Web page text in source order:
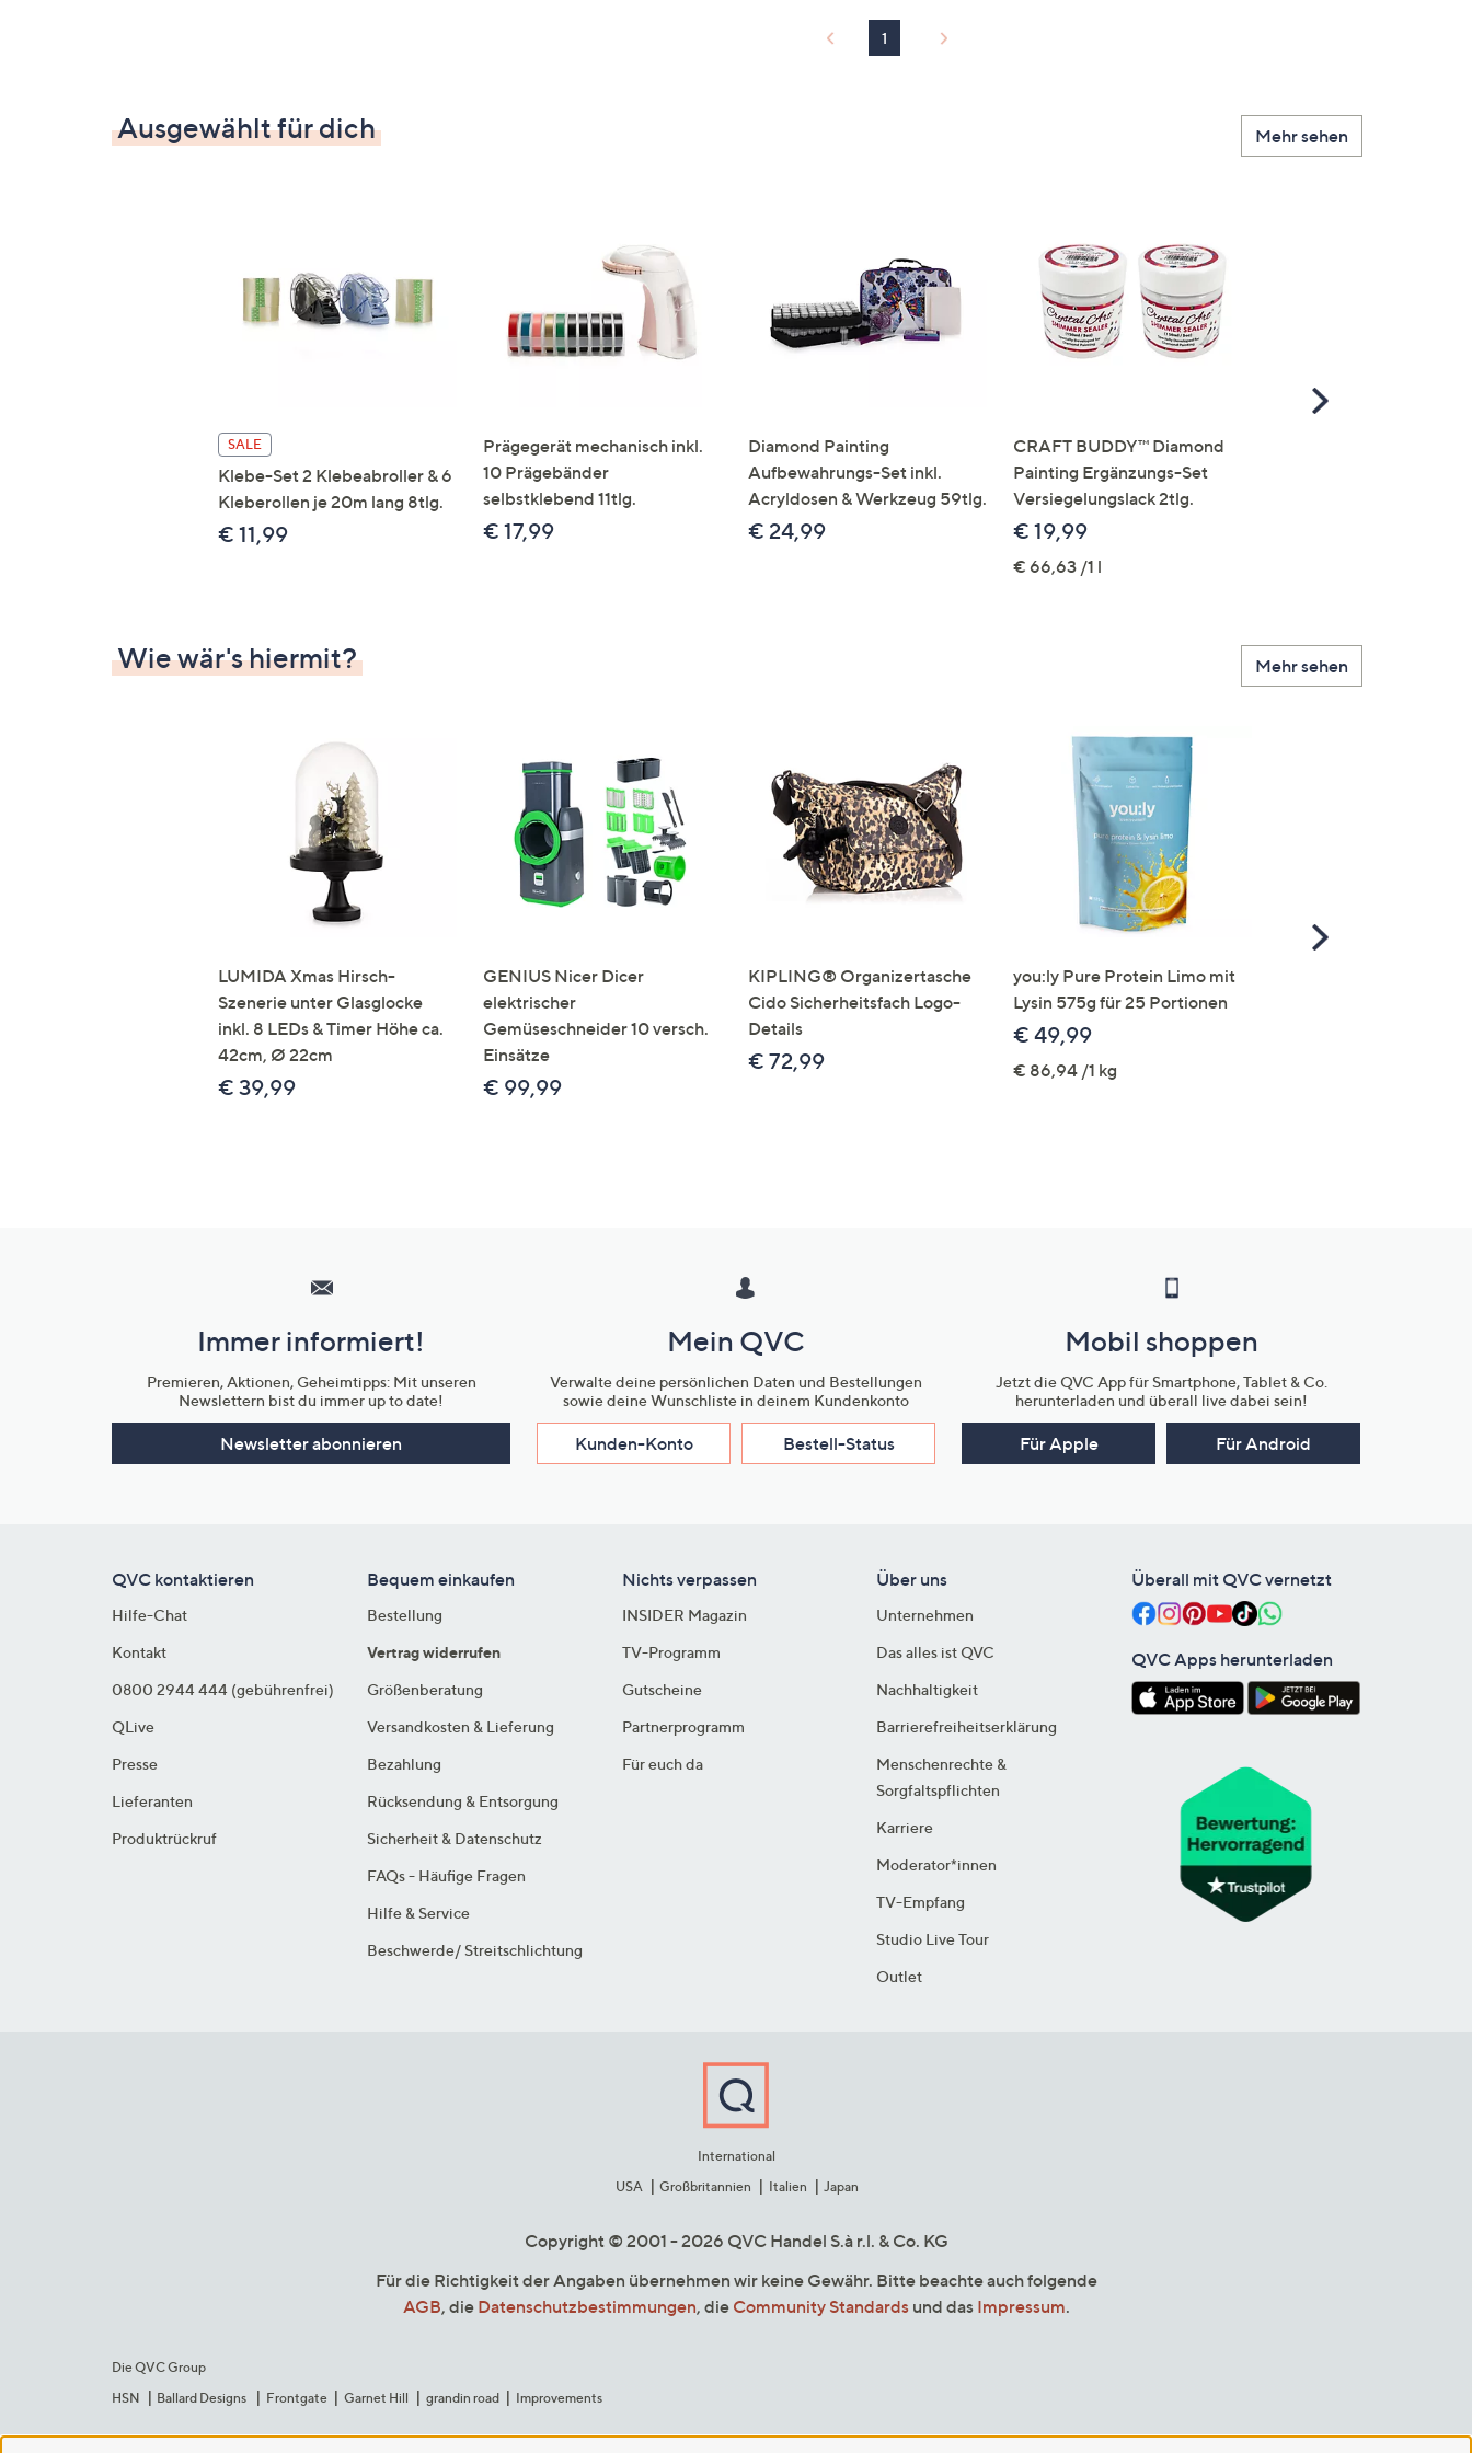
1
Ausgewählt für dich Mehr sehen
SALE
Klebe-Set 2 Klebeabroller & 6
Kleberollen je 20m lang 8tlg.
€ 11,99
Prägegerät mechanisch inkl.
10 Prägebänder
selbstklebend 11tlg.
€ 17,99
Diamond Painting
Aufbewahrungs-Set inkl.
Acryldosen & Werkzeug 59tlg.
€ 24,99
CRAFT BUDDY™ Diamond
Painting Ergänzungs-Set
Versiegelungslack 2tlg.
€ 19,99
€ 66,63 /1 l
Scroll
Wie wär's hiermit? Mehr sehen
LUMIDA Xmas Hirsch-
Szenerie unter Glasglocke
inkl. 8 LEDs & Timer Höhe ca.
42cm, Ø 22cm
€ 39,99
GENIUS Nicer Dicer
elektrischer
Gemüseschneider 10 versch.
Einsätze
€ 99,99
KIPLING® Organizertasche
Cido Sicherheitsfach Logo-
Details
€ 72,99
you:ly Pure Protein Limo mit
Lysin 575g für 25 Portionen
€ 49,99
€ 86,94 /1 kg
Scroll
Unternehmensinformationen
Immer informiert!
Premieren, Aktionen, Geheimtipps: Mit unseren
Newslettern bist du immer up to date!
Newsletter abonnieren
Mein QVC
Verwalte deine persönlichen Daten und Bestellungen
sowie deine Wunschliste in deinem Kundenkonto
Kunden-Konto Bestell-Status
Mobil shoppen
Jetzt die QVC App für Smartphone, Tablet & Co.
herunterladen und überall live dabei sein!
Für Apple Für Android
QVC kontaktieren
Hilfe-Chat
Kontakt
0800 2944 444 (gebührenfrei)
QLive
Presse
Lieferanten
Produktrückruf
Bequem einkaufen
Bestellung
Vertrag widerrufen
Größenberatung
Versandkosten & Lieferung
Bezahlung
Rücksendung & Entsorgung
Sicherheit & Datenschutz
FAQs - Häufige Fragen
Hilfe & Service
Beschwerde/ Streitschlichtung
Nichts verpassen
INSIDER Magazin
TV-Programm
Gutscheine
Partnerprogramm
Für euch da
Über uns
Unternehmen
Das alles ist QVC
Nachhaltigkeit
Barrierefreiheitserklärung
Menschenrechte &
Sorgfaltspflichten
Karriere
Moderator*innen
TV-Empfang
Studio Live Tour
Outlet
Überall mit QVC vernetzt
QVC Apps herunterladen
International
USA
Großbritannien Italien Japan
Copyright © 2001 - 2026 QVC Handel S.à r.l. & Co. KG
Für die Richtigkeit der Angaben übernehmen wir keine Gewähr. Bitte beachte auch folgende
AGB, die Datenschutzbestimmungen, die Community Standardsund das Impressum.
Die QVC Group
HSN
Ballard Designs Frontgate Garnet Hill grandin road Improvements